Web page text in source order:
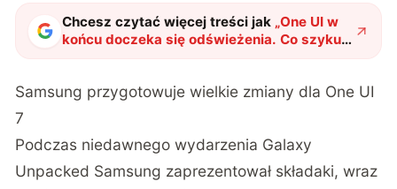
Chcesz czytać więcej treści jak „One UI w
końcu doczeka się odświeżenia. Co szykuje
Samsung?"?
Samsung przygotowuje wielkie zmiany dla One UI
7
Podczas niedawnego wydarzenia Galaxy
Unpacked Samsung zaprezentował składaki, wraz